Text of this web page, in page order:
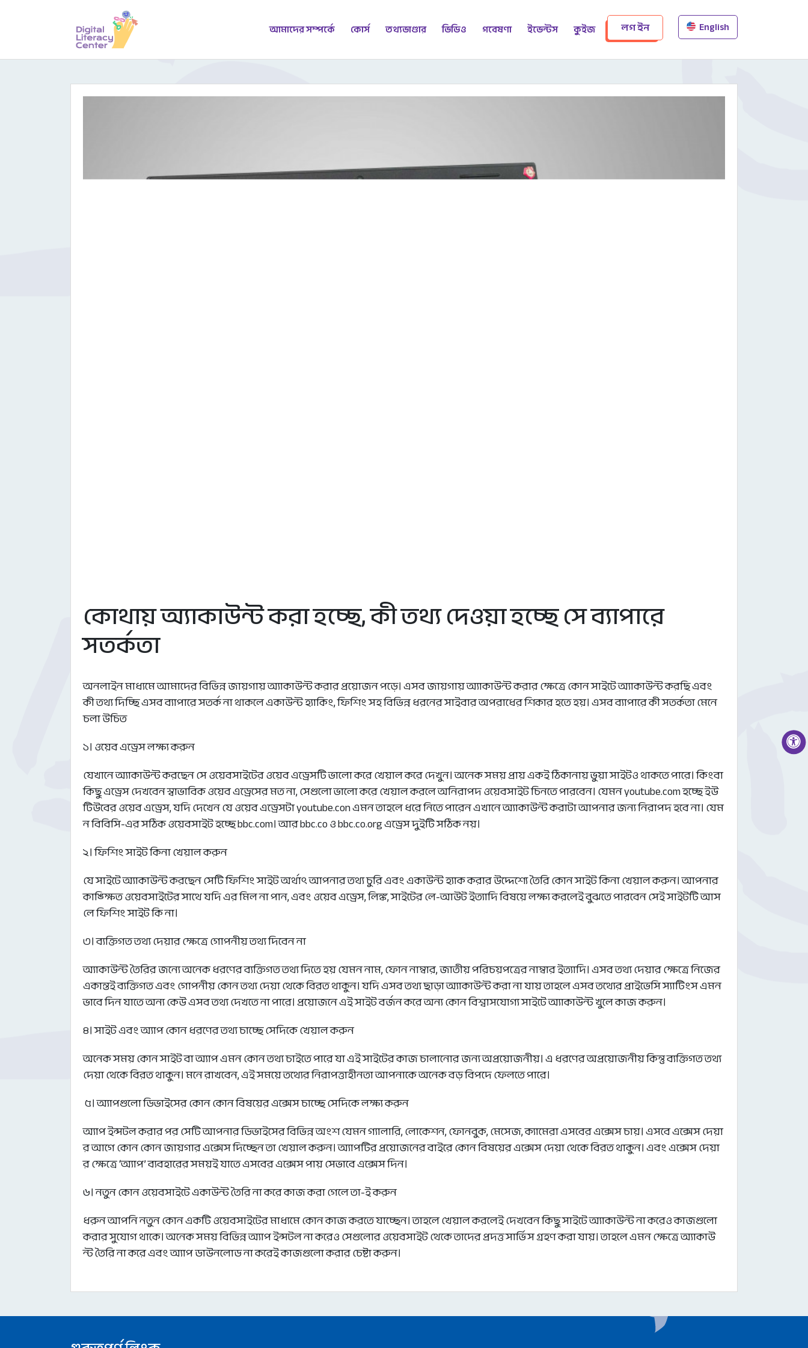
আমাদের সম্পর্কে কোর্স তথ্যভাণ্ডার ভিডিও গবেষণা ইভেন্টস কুইজ লগ ইন English
কোথায় অ্যাকাউন্ট করা হচ্ছে, কী তথ্য দেওয়া হচ্ছে সে ব্যাপারে
সতর্কতা
অনলাইন মাধ্যমে আমাদের বিভিন্ন জায়গায় অ্যাকাউন্ট করার প্রয়োজন পড়ে। এসব জায়গায় অ্যাকাউন্ট করার ক্ষেত্রে কোন সাইটে অ্যাকাউন্ট করছি এবং
কী তথ্য দিচ্ছি এসব ব্যাপারে সতর্ক না থাকলে একাউন্ট হ্যাকিং, ফিশিং সহ বিভিন্ন ধরনের সাইবার অপরাধের শিকার হতে হয়। এসব ব্যাপারে কী সতর্কতা মেনে
চলা উচিত
১। ওয়েব এড্রেস লক্ষ্য করুন
যেখানে অ্যাকাউন্ট করছেন সে ওয়েবসাইটের ওয়েব এড্রেসটি ভালো করে খেয়াল করে দেখুন। অনেক সময় প্রায় একই ঠিকানায় ভুয়া সাইটও থাকতে পারে। কিংবা
কিছু এড্রেস দেখবেন স্বাভাবিক ওয়েব এড্রেসের মত না, সেগুলো ভালো করে খেয়াল করলে অনিরাপদ ওয়েবসাইট চিনতে পারবেন। যেমন youtube.com হচ্ছে ইউ
টিউবের ওয়েব এড্রেস, যদি দেখেন যে ওয়েব এড্রেসটা youtube.con এমন তাহলে ধরে নিতে পারেন এখানে অ্যাকাউন্ট করাটা আপনার জন্য নিরাপদ হবে না। যেম
ন বিবিসি-এর সঠিক ওয়েবসাইট হচ্ছে bbc.com। আর bbc.co ও bbc.co.org এড্রেস দুইটি সঠিক নয়।
২। ফিশিং সাইট কিনা খেয়াল করুন
যে সাইটে অ্যাকাউন্ট করছেন সেটি ফিশিং সাইট অর্থাৎ আপনার তথ্য চুরি এবং একাউন্ট হ্যাক করার উদ্দেশ্যে তৈরি কোন সাইট কিনা খেয়াল করুন। আপনার
কাঙ্ক্ষিত ওয়েবসাইটের সাথে যদি এর মিল না পান, এবং ওয়েব এড্রেস, লিঙ্ক, সাইটের লে-আউট ইত্যাদি বিষয়ে লক্ষ্য করলেই বুঝতে পারবেন সেই সাইটটি আস
লে ফিশিং সাইট কি না।
৩। ব্যক্তিগত তথ্য দেয়ার ক্ষেত্রে গোপনীয় তথ্য দিবেন না
অ্যাকাউন্ট তৈরির জন্যে অনেক ধরণের ব্যক্তিগত তথ্য দিতে হয় যেমন নাম, ফোন নাম্বার, জাতীয় পরিচয়পত্রের নাম্বার ইত্যাদি। এসব তথ্য দেয়ার ক্ষেত্রে নিজের
একান্তই ব্যক্তিগত এবং গোপনীয় কোন তথ্য দেয়া থেকে বিরত থাকুন। যদি এসব তথ্য ছাড়া অ্যাকাউন্ট করা না যায় তাহলে এসব তথ্যের প্রাইভেসি স্যাটিংস এমন
ভাবে দিন যাতে অন্য কেউ এসব তথ্য দেখতে না পারে। প্রয়োজনে এই সাইট বর্জন করে অন্য কোন বিশ্বাসযোগ্য সাইটে অ্যাকাউন্ট খুলে কাজ করুন।
৪। সাইট এবং অ্যাপ কোন ধরণের তথ্য চাচ্ছে সেদিকে খেয়াল করুন
অনেক সময় কোন সাইট বা অ্যাপ এমন কোন তথ্য চাইতে পারে যা এই সাইটের কাজ চালানোর জন্য অপ্রয়োজনীয়। এ ধরণের অপ্রয়োজনীয় কিন্তু ব্যক্তিগত তথ্য
দেয়া থেকে বিরত থাকুন। মনে রাখবেন, এই সময়ে তথ্যের নিরাপত্তাহীনতা আপনাকে অনেক বড় বিপদে ফেলতে পারে।
৫। অ্যাপগুলো ডিভাইসের কোন কোন বিষয়ের এক্সেস চাচ্ছে সেদিকে লক্ষ্য করুন
অ্যাপ ইন্সটল করার পর সেটি আপনার ডিভাইসের বিভিন্ন অংশ যেমন গ্যালারি, লোকেশন, ফোনবুক, মেসেজ, ক্যামেরা এসবের এক্সেস চায়। এসবে এক্সেস দেয়া
র আগে কোন কোন জায়গার এক্সেস দিচ্ছেন তা খেয়াল করুন। অ্যাপটির প্রয়োজনের বাইরে কোন বিষয়ের এক্সেস দেয়া থেকে বিরত থাকুন। এবং এক্সেস দেয়া
র ক্ষেত্রে ‘অ্যাপ’ ব্যবহারের সময়ই যাতে এসবের এক্সেস পায় সেভাবে এক্সেস দিন।
৬। নতুন কোন ওয়েবসাইটে একাউন্ট তৈরি না করে কাজ করা গেলে তা-ই করুন
ধরুন আপনি নতুন কোন একটি ওয়েবসাইটের মাধ্যমে কোন কাজ করতে যাচ্ছেন। তাহলে খেয়াল করলেই দেখবেন কিছু সাইটে অ্যাকাউন্ট না করেও কাজগুলো
করার সুযোগ থাকে। অনেক সময় বিভিন্ন অ্যাপ ইন্সটল না করেও সেগুলোর ওয়েবসাইট থেকে তাদের প্রদত্ত সার্ভিস গ্রহণ করা যায়। তাহলে এমন ক্ষেত্রে অ্যাকাউ
ন্ট তৈরি না করে এবং অ্যাপ ডাউনলোড না করেই কাজগুলো করার চেষ্টা করুন।